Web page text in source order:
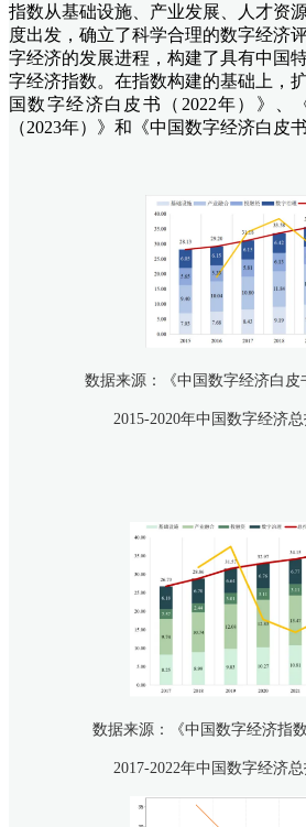
指数从基础设施、产业发展、人才资
度出发，确立了科学合理的数字经济
字经济的发展进程，构建了具有中国
字经济指数。在指数构建的基础上，
国数字经济白皮书（2022年）》、
（2023年）》和《中国数字经济白皮
数据来源：《中国数字经济白皮
2015-2020年中国数字经济
数据来源：《中国数字经济指数
2017-2022年中国数字经济